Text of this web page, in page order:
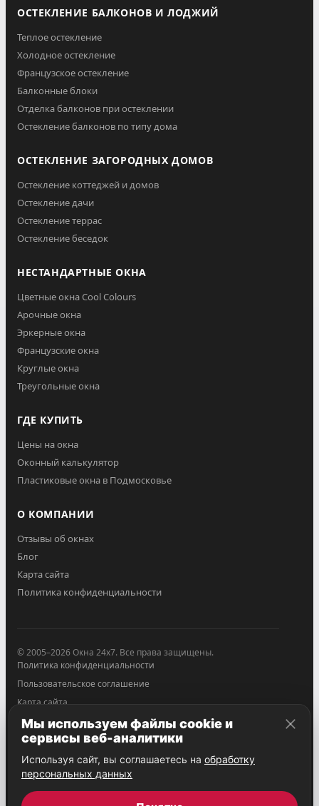
ОСТЕКЛЕНИЕ БАЛКОНОВ И ЛОДЖИЙ
Теплое остекление
Холодное остекление
Французское остекление
Балконные блоки
Отделка балконов при остеклении
Остекление балконов по типу дома
ОСТЕКЛЕНИЕ ЗАГОРОДНЫХ ДОМОВ
Остекление коттеджей и домов
Остекление дачи
Остекление террас
Остекление беседок
НЕСТАНДАРТНЫЕ ОКНА
Цветные окна Cool Colours
Арочные окна
Эркерные окна
Французские окна
Круглые окна
Треугольные окна
ГДЕ КУПИТЬ
Цены на окна
Оконный калькулятор
Пластиковые окна в Подмосковье
О КОМПАНИИ
Отзывы об окнах
Блог
Карта сайта
Политика конфиденциальности
© 2005–2026 Окна 24x7. Все права защищены.
Политика конфиденциальности
Пользовательское соглашение
Карта сайта
Информация, опубликованная на Сайте, носит общий
характер и служит для ознакомительных целей, не
является публичной офертой. В силу ст. 1259
Гражданского кодекса РФ фотографии относятся к
фотографических произведений без согласия
Мы используем файлы cookie и
сервисы веб-аналитики
Используя сайт, вы соглашаетесь на обработку
персональных данных